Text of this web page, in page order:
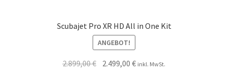
Scubajet Pro XR HD All in One Kit
ANGEBOT!
2.899,00€ 2.499,00€ inkl. MwSt.